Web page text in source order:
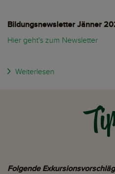
Bildungsnewsletter Jänner
Hier geht's zum Newsletter
Weiterlesen
Folgende